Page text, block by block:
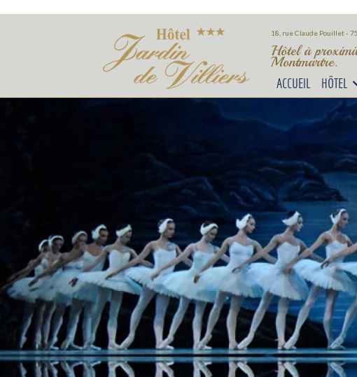
18, rue Claude Pouillet -
Hôtel à
Montmartre.
ACCUEIL HÔTEL